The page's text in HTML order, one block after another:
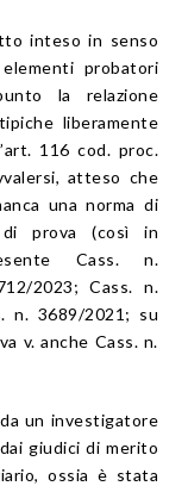
inteso in senso
probatori
la relazione
liberamente
116 cod. proc.
atteso che
una norma di
di prova (così in
Cass. n.
2023; Cass. n.
n. 3689/2021; su
v. anche Cass. n.
un investigatore
giudici di merito
ossia è stata